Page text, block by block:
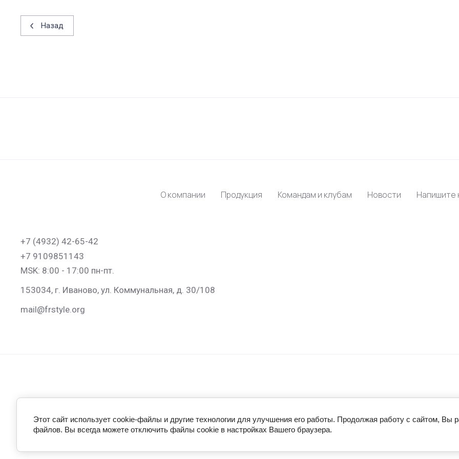
Назад
О компании Продукция Командам и клубам Новости Напишите
+7 (4932) 42-65-42
+7 9109851143
MSK: 8:00 - 17:00 пн-пт.
153034, г. Иваново, ул. Коммунальная, д. 30/108
mail@frstyle.org
Этот сайт использует cookie-файлы и другие технологии для улучшения его работы. Продолжая работу с сайтом, Вы
файлов. Вы всегда можете отключить файлы cookie в настройках Вашего браузера.